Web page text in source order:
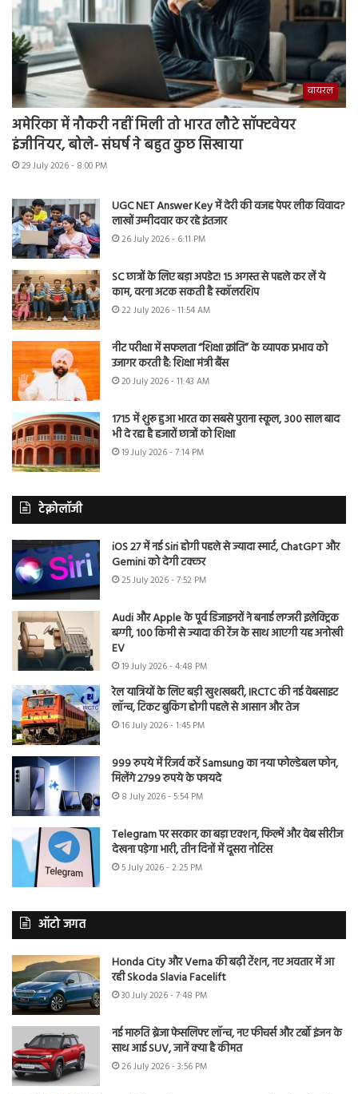
वायरल
अमेरिका में नौकरी नहीं मिली तो भारत लौटे सॉफ्टवेयर
इंजीनियर, बोले- संघर्ष ने बहुत कुछ सिखाया
29 July 2026 - 8:00 PM
UGC NET Answer Key में देरी की वजह पेपर लीक विवाद?
लाखों उम्मीदवार कर रहे इंतजार
26 July 2026 - 6:11 PM
SC छात्रों के लिए बड़ा अपडेट! 15 अगस्त से पहले कर लें ये
काम, वरना अटक सकती है स्कॉलरशिप
22 July 2026 - 11:54 AM
नीट परीक्षा में सफलता “शिक्षा क्रांति” के व्यापक प्रभाव को
उजागर करती है: शिक्षा मंत्री बैंस
20 July 2026 - 11:43 AM
1715 में शुरू हुआ भारत का सबसे पुराना स्कूल, 300 साल बाद
भी दे रहा है हजारों छात्रों को शिक्षा
19 July 2026 - 7:14 PM
टेक्नोलॉजी
iOS 27 में नई Siri होगी पहले से ज्यादा स्मार्ट, ChatGPT और
Gemini को देगी टक्कर
25 July 2026 - 7:52 PM
Audi और Apple के पूर्व डिजाइनरों ने बनाई लग्जरी इलेक्ट्रिक
बग्गी, 100 किमी से ज्यादा की रेंज के साथ आएगी यह अनोखी
EV
19 July 2026 - 4:48 PM
रेल यात्रियों के लिए बड़ी खुशखबरी, IRCTC की नई वेबसाइट
लॉन्च, टिकट बुकिंग होगी पहले से आसान और तेज
16 July 2026 - 1:45 PM
999 रुपये में रिजर्व करें Samsung का नया फोल्डेबल फोन,
मिलेंगे 2799 रुपये के फायदे
8 July 2026 - 5:54 PM
Telegram पर सरकार का बड़ा एक्शन, फिल्में और वेब सीरीज
देखना पड़ेगा भारी, तीन दिनों में दूसरा नोटिस
5 July 2026 - 2:25 PM
ऑटो जगत
Honda City और Verna की बढ़ी टेंशन, नए अवतार में आ
रही Skoda Slavia Facelift
30 July 2026 - 7:48 PM
नई मारुति ब्रेजा फेसलिफ्ट लॉन्च, नए फीचर्स और टर्बो इंजन के
साथ आई SUV, जानें क्या है कीमत
26 July 2026 - 3:56 PM